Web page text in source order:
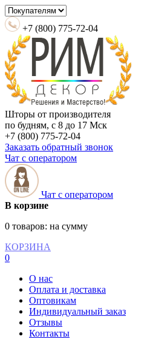
+7 (800) 775-72-04
Шторы от производителя
по будням, с 8 до 17 Мск
+7 (800) 775-72-04
Заказать обратный звонок
Чат с оператором
Чат с оператором
В корзине
0 товаров: на сумму
КОРЗИНА
0
О нас
Оплата и доставка
Оптовикам
Индивидуальный заказ
Отзывы
Контакты